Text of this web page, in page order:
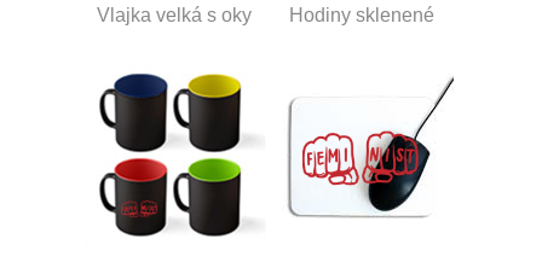
Vlajka velká s oky Hodiny sklenené